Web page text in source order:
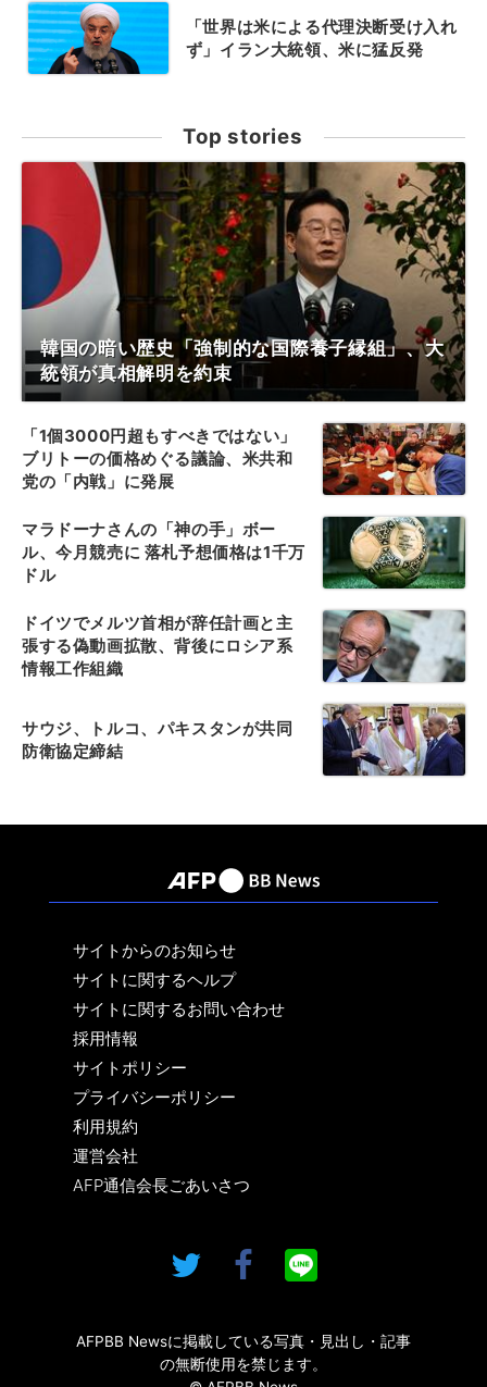
「世界は米による代理決断受け入れ
ず」イラン大統領、米に猛反発
Top stories
韓国の暗い歴史「強制的な国際養子縁組」、大
統領が真相解明を約束
「1個3000円超もすべきではない」
ブリトーの価格めぐる議論、米共和
党の「内戦」に発展
マラドーナさんの「神の手」ボー
ル、今月競売に 落札予想価格は1千万
ドル
ドイツでメルツ首相が辞任計画と主
張する偽動画拡散、背後にロシア系
情報工作組織
サウジ、トルコ、パキスタンが共同
防衛協定締結
サイトからのお知らせ
サイトに関するヘルプ
サイトに関するお問い合わせ
採用情報
サイトポリシー
プライバシーポリシー
利用規約
運営会社
AFP通信会長ごあいさつ
AFPBB Newsに掲載している写真・見出し・記事
の無断使用を禁じます。